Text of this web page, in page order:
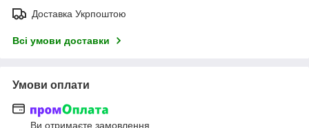
Доставка Укрпоштою
Всі умови доставки
Умови оплати
Ви отримаєте замовлення